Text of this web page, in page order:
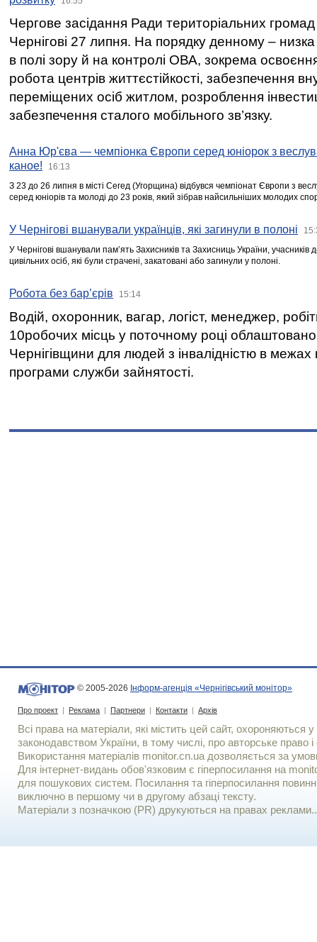
Чергове засідання Ради територіальних громад
Чернігові 27 липня. На порядку денному –
в полі зору й на контролі ОВА, зокрема освоєння
робота центрів життєстійкості, забезпечення
переміщених осіб житлом, розроблення
забезпечення сталого мобільного зв’язку.
Анна Юр'єва — чемпіонка Європи серед юніорок з
каное!
16:13
З 23 до 26 липня в місті Сегед (Угорщина) відбувся чемпіонат Європи з
серед юніорів та молоді до 23 років, який зібрав найсильніших молодих
У Чернігові вшанували українців, які загинули в полоні
У Чернігові вшанували пам’ять Захисників та Захисниць України,
цивільних осіб, які були страчені, закатовані або загинули у полоні.
Робота без бар’єрів 15:14
Водій, охоронник, вагар, логіст, менеджер,
10робочих місць у поточному році
Чернігівщини для людей з інвалідністю в межах
програми служби зайнятості.
© 2005-2026 Інформ-агенція «Чернігівський монітор»
Про проект | Реклама | Партнери | Контакти | Архів
Всі права на матеріали, які містить цей сайт, охороняються у
законодавством України, в тому числі, про авторське право і
Використання матерiалiв monitor.cn.ua дозволяється за
Для iнтернет-видань обов'язковим є гiперпосилання на
для пошукових систем. Посилання та гіперпосилання
виключно в першому чи в другому абзаці тексту.
Матеріали з позначкою (PR) друкуються на правах реклами..